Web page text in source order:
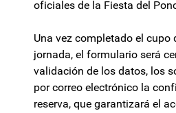
oficiales de la Fiesta del
Una vez completado el cupo
jornada, el formulario será
validación de los datos, los
por correo electrónico la
reserva, que garantizará el